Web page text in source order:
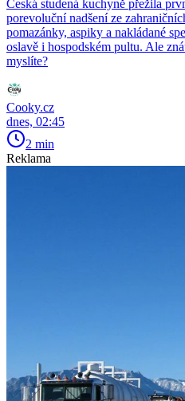
Česká studená kuchyně přežila
porevoluční nadšení ze
pomazánky, aspiky a nakládané
oslavě i hospodském pultu. Ale
myslíte?
Cooky.cz
dnes, 02:45
2 min
Reklama